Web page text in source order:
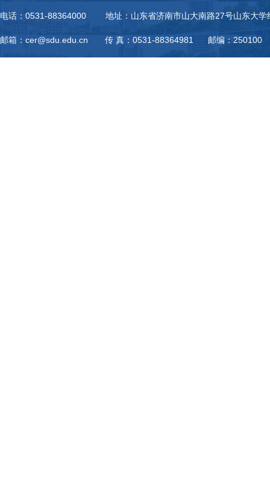
电话：0531-88364000 地址：山东省济南市山大南路27号山东大学
邮箱：cer@sdu.edu.cn 传 真：0531-88364981 邮编：250100